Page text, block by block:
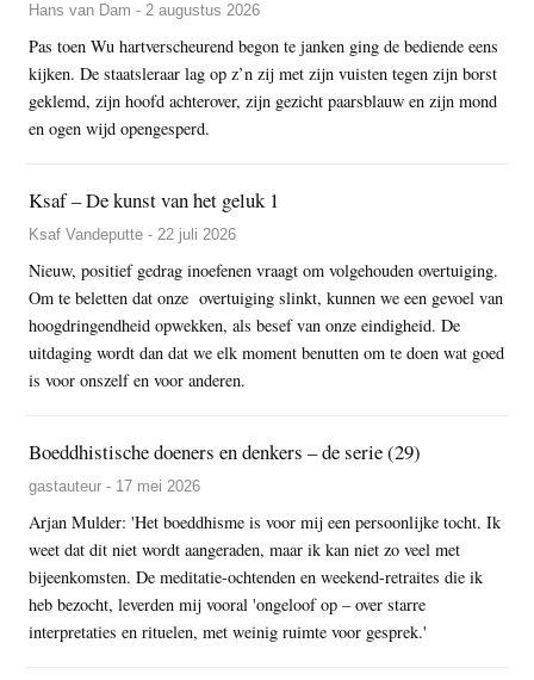
Hans van Dam - 2 augustus 2026
Pas toen Wu hartverscheurend begon te janken ging de bediende eens
kijken. De staatsleraar lag op z’n zij met zijn vuisten tegen zijn borst
geklemd, zijn hoofd achterover, zijn gezicht paarsblauw en zijn mond
en ogen wijd opengesperd.
Ksaf – De kunst van het geluk 1
Ksaf Vandeputte - 22 juli 2026
Nieuw, positief gedrag inoefenen vraagt om volgehouden overtuiging.
Om te beletten dat onze overtuiging slinkt, kunnen we een gevoel van
hoogdringendheid opwekken, als besef van onze eindigheid. De
uitdaging wordt dan dat we elk moment benutten om te doen wat goed
is voor onszelf en voor anderen.
Boeddhistische doeners en denkers – de serie (29)
gastauteur - 17 mei 2026
Arjan Mulder: 'Het boeddhisme is voor mij een persoonlijke tocht. Ik
weet dat dit niet wordt aangeraden, maar ik kan niet zo veel met
bijeenkomsten. De meditatie-ochtenden en weekend-retraites die ik
heb bezocht, leverden mij vooral 'ongeloof op – over starre
interpretaties en rituelen, met weinig ruimte voor gesprek.'